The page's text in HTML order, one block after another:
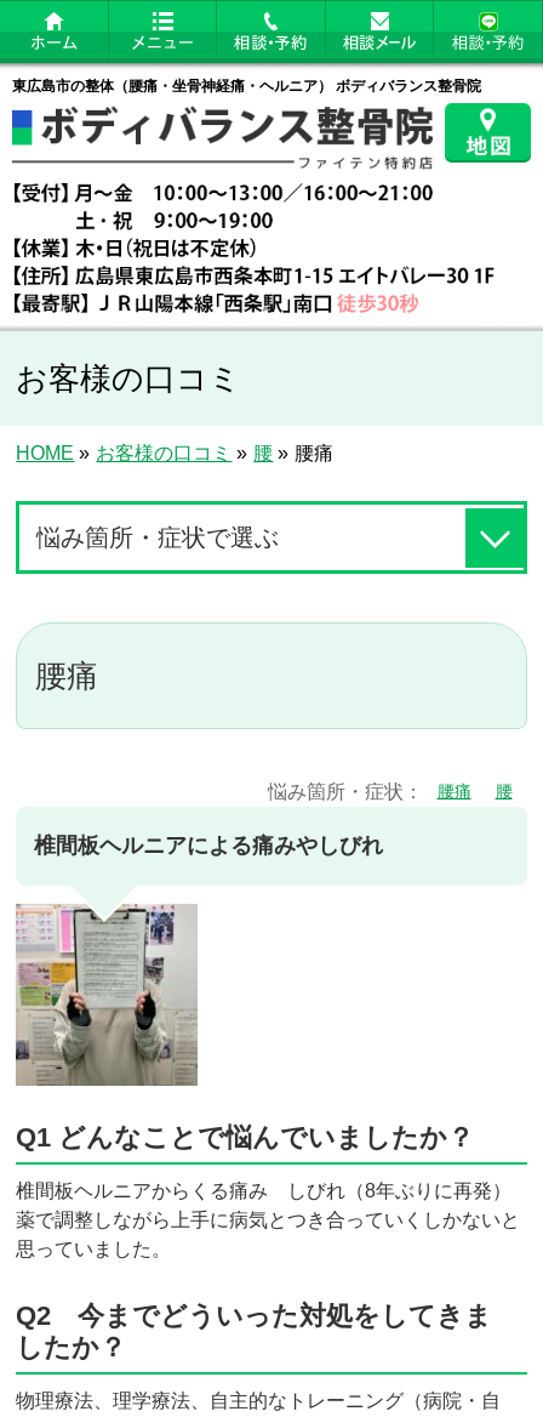
東広島市の整体（腰痛・坐骨神経痛・ヘルニア） ボディバランス整骨院
お客様の口コミ
HOME » お客様の口コミ » 腰 » 腰痛
悩み箇所・症状で選ぶ
腰痛
悩み箇所・症状： 腰痛 腰
椎間板ヘルニアによる痛みやしびれ
Q1 どんなことで悩んでいましたか？
椎間板ヘルニアからくる痛み しびれ（8年ぶりに再発）
薬で調整しながら上手に病気とつき合っていくしかないと
思っていました。
Q2 今までどういった対処をしてきま
したか？
物理療法、理学療法、自主的なトレーニング（病院・自